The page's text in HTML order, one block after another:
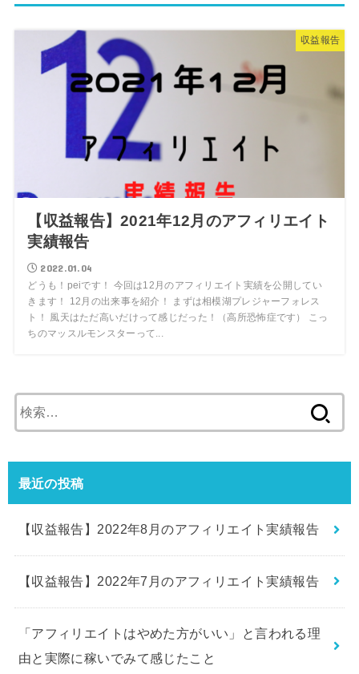
収益報告
【収益報告】2021年12月のアフィリエイト
実績報告
2022.01.04
どうも！peiです！ 今回は12月のアフィリエイト実績を公開してい
きます！ 12月の出来事を紹介！ まずは相模湖プレジャーフォレス
ト！ 風天はただ高いだけって感じだった！（高所恐怖症です） こっ
ちのマッスルモンスターって...
索:
最近の投稿
【収益報告】2022年8月のアフィリエイト実績報告
【収益報告】2022年7月のアフィリエイト実績報告
「アフィリエイトはやめた方がいい」と言われる理
由と実際に稼いでみて感じたこと